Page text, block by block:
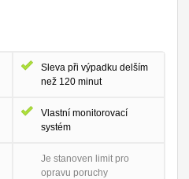
Sleva při výpadku delším
než 120 minut
Vlastní monitorovací
systém
Je stanoven limit pro
opravu poruchy